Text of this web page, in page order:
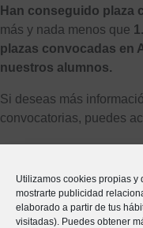
Utilizamos cookies propias y
mostrarte publicidad
elaborado a partir de tus
visitadas). Puedes obtener
Han conseguido plaza
más y nada menos que
plazas convocadas en
nuestros alumnos.
Si deseas más
convocatorias, puedes
Puedes consultar la